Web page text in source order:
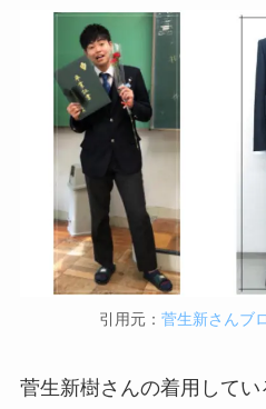
引用元： 菅生新さんブ
菅生新樹さんの着用してい